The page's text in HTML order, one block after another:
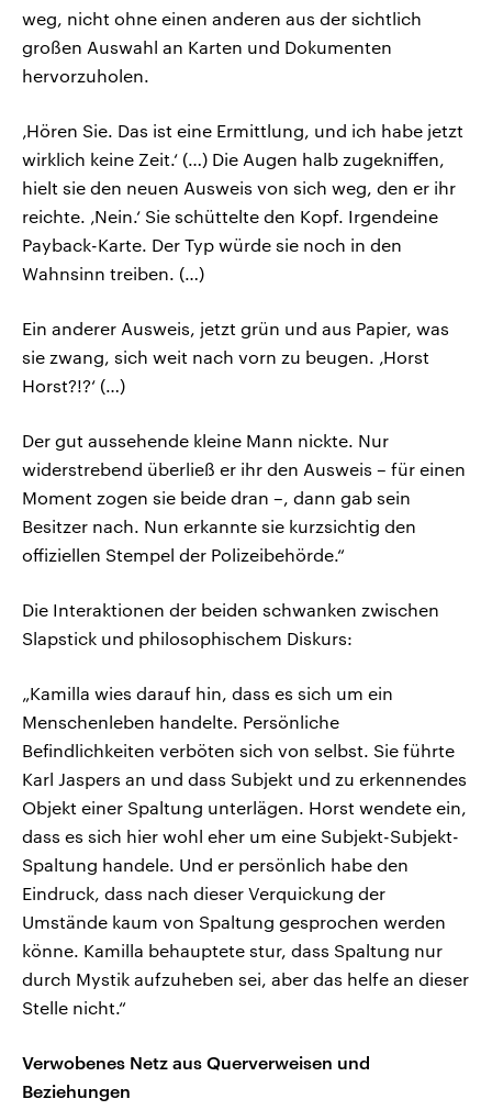
weg, nicht ohne einen anderen aus der sichtlich
großen Auswahl an Karten und Dokumenten
hervorzuholen.
‚Hören Sie. Das ist eine Ermittlung, und ich habe jetzt
wirklich keine Zeit.‘ (…) Die Augen halb zugekniffen,
hielt sie den neuen Ausweis von sich weg, den er ihr
reichte. ‚Nein.‘ Sie schüttelte den Kopf. Irgendeine
Payback-Karte. Der Typ würde sie noch in den
Wahnsinn treiben. (…)
Ein anderer Ausweis, jetzt grün und aus Papier, was
sie zwang, sich weit nach vorn zu beugen. ‚Horst
Horst?!?‘ (…)
Der gut aussehende kleine Mann nickte. Nur
widerstrebend überließ er ihr den Ausweis – für einen
Moment zogen sie beide dran –, dann gab sein
Besitzer nach. Nun erkannte sie kurzsichtig den
offiziellen Stempel der Polizeibehörde.“
Die Interaktionen der beiden schwanken zwischen
Slapstick und philosophischem Diskurs:
„Kamilla wies darauf hin, dass es sich um ein
Menschenleben handelte. Persönliche
Befindlichkeiten verböten sich von selbst. Sie führte
Karl Jaspers an und dass Subjekt und zu erkennendes
Objekt einer Spaltung unterlägen. Horst wendete ein,
dass es sich hier wohl eher um eine Subjekt-Subjekt-
Spaltung handele. Und er persönlich habe den
Eindruck, dass nach dieser Verquickung der
Umstände kaum von Spaltung gesprochen werden
könne. Kamilla behauptete stur, dass Spaltung nur
durch Mystik aufzuheben sei, aber das helfe an dieser
Stelle nicht.“
Verwobenes Netz aus Querverweisen und
Beziehungen